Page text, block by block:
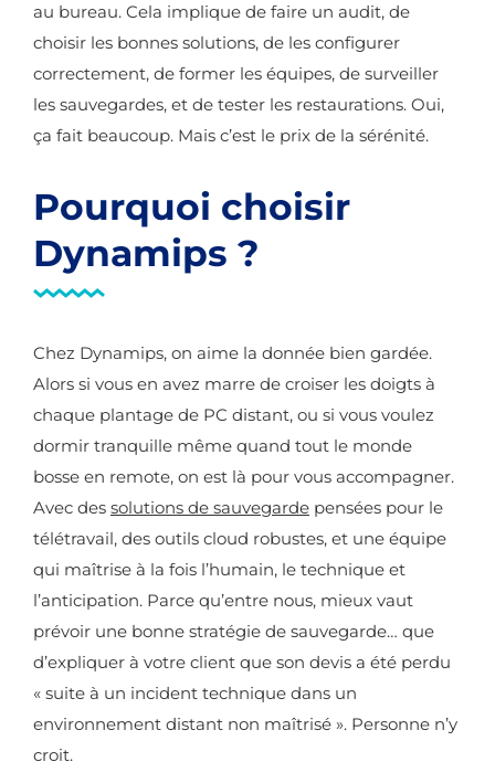
au bureau. Cela implique de faire un audit, de
choisir les bonnes solutions, de les configurer
correctement, de former les équipes, de surveiller
les sauvegardes, et de tester les restaurations. Oui,
ça fait beaucoup. Mais c’est le prix de la sérénité.
Pourquoi choisir
Dynamips ?
Chez Dynamips, on aime la donnée bien gardée.
Alors si vous en avez marre de croiser les doigts à
chaque plantage de PC distant, ou si vous voulez
dormir tranquille même quand tout le monde
bosse en remote, on est là pour vous accompagner.
Avec des solutions de sauvegarde pensées pour le
télétravail, des outils cloud robustes, et une équipe
qui maîtrise à la fois l’humain, le technique et
l’anticipation. Parce qu’entre nous, mieux vaut
prévoir une bonne stratégie de sauvegarde… que
d’expliquer à votre client que son devis a été perdu
« suite à un incident technique dans un
environnement distant non maîtrisé ». Personne n’y
croit.